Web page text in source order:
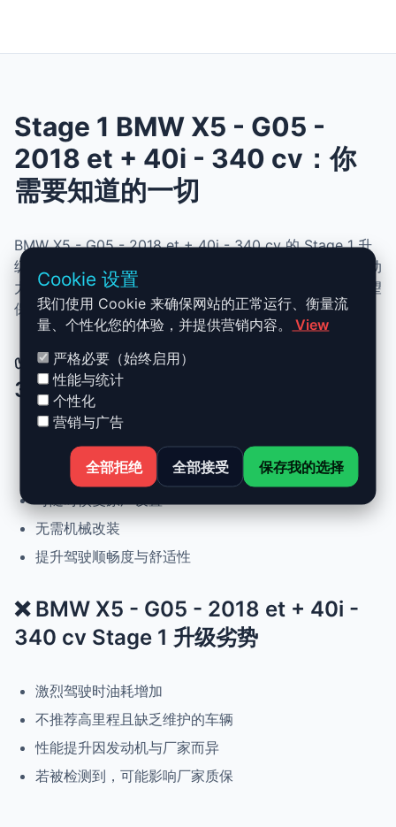
Stage 1 BMW X5 - G05 -
2018 et + 40i - 340 cv：你
需要知道的一切
BMW X5 - G05 - 2018 et + 40i - 340 cv 的 Stage 1 升
级结合了性能、安全与简便性。无需机械改动，即可提升动
力、扭矩并优化油耗。非常适合追求更灵敏驾驶体验且希望
保持原厂可靠性的车主。
✅ BMW X5 - G05 - 2018 et + 40i -
340 cv Stage 1 升级优势
动力提升高达 +30%，扭矩提升 +25%
正常驾驶下优化油耗
可随时恢复原厂设置
无需机械改装
提升驾驶顺畅度与舒适性
❌ BMW X5 - G05 - 2018 et + 40i -
340 cv Stage 1 升级劣势
激烈驾驶时油耗增加
不推荐高里程且缺乏维护的车辆
性能提升因发动机与厂家而异
若被检测到，可能影响厂家质保
Cookie 设置
我们使用 Cookie 来确保网站的正常运行、衡量流
量、个性化您的体验，并提供营销内容。
View
严格必要（始终启用）
性能与统计
个性化
营销与广告
全部拒绝 全部接受 保存我的选择